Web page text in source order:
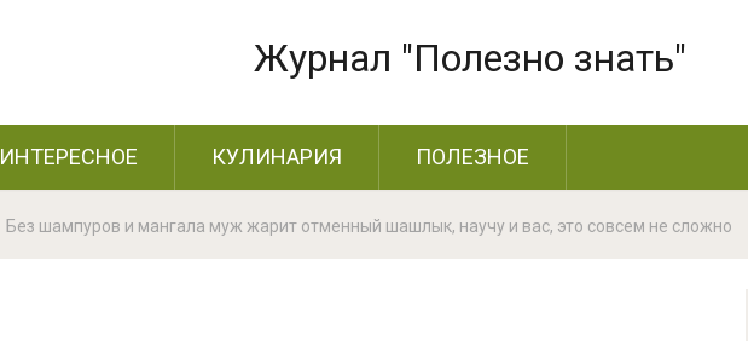
Журнал "Полезно знать"
ИНТЕРЕСНОЕ КУЛИНАРИЯ ПОЛЕЗНОЕ
Без шампуров и мангала муж жарит отменный шашлык, научу и вас, это совсем не сложно